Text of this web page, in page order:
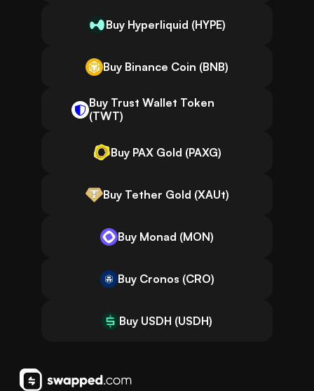
Buy Hyperliquid (HYPE)
Buy Binance Coin (BNB)
Buy Trust Wallet Token
(TWT)
Buy PAX Gold (PAXG)
Buy Tether Gold (XAUt)
Buy Monad (MON)
Buy Cronos (CRO)
Buy USDH (USDH)